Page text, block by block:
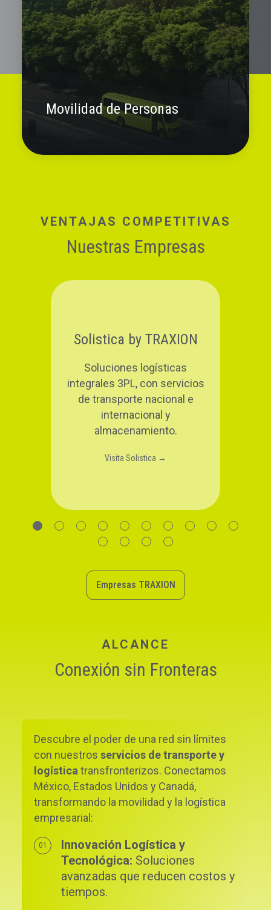
Movilidad de Personas
VENTAJAS COMPETITIVAS
Nuestras Empresas
Soluciones 3PL - 4PL y gestión
integral en logística de cadenas
de suministro.
Empresas TRAXION
ALCANCE
Conexión sin Fronteras
Descubre el poder de una red sin límites
con nuestros servicios de transporte y
logística transfronterizos. Conectamos
México, Estados Unidos y Canadá,
transformando la movilidad y la logística
empresarial:
Innovación Logística y
Tecnológica: Soluciones
avanzadas que reducen costos y
tiempos.